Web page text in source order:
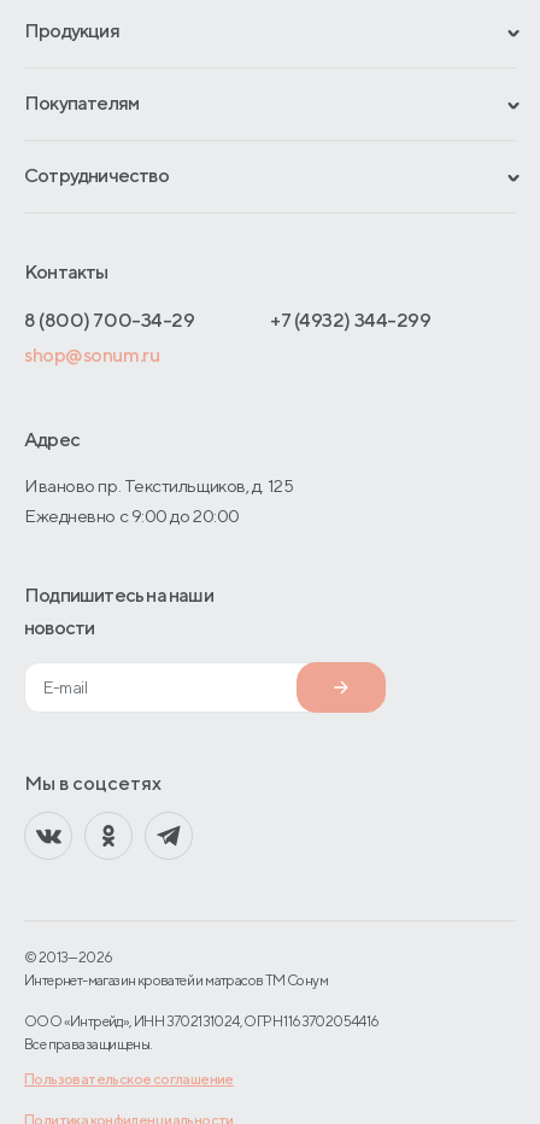
Продукция
Гарантии
Отзывы покупателей
Покупателям
Обмен и возврат
Как оформить заказ
Адреса магазинов
Договор-оферты
Сотрудничество
Отельерам
Оптовые продажи
О производстве
Контакты
8 (800) 700-34-29
+7 (4932) 344-299
shop@sonum.ru
Адрес
Иваново пр. Текстильщиков, д. 125
Ежедневно с 9:00 до 20:00
Подпишитесь на наши
новости
Мы в соцсетях
© 2013—2026
Интернет-магазин кроватей и матрасов TM Сонум
ООО «Интрейд», ИНН 3702131024, ОГРН 1163702054416
Все права защищены.
Пользовательское соглашение
Политика конфиденциальности